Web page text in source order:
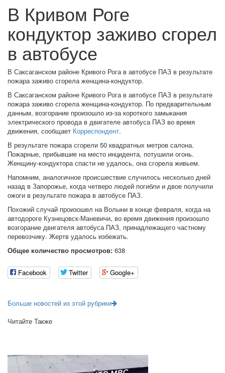
В Кривом Роге
кондуктор заживо сгорел
в автобусе
В Саксаганском районе Кривого Рога в автобусе ПАЗ в результате
пожара заживо сгорела женщина-кондуктор.
В Саксаганском районе Кривого Рога в автобусе ПАЗ в результате
пожара заживо сгорела женщина-кондуктор. По предварительным
данным, возгорание произошло из-за короткого замыкания
электрического провода в двигателе автобуса ПАЗ во время
движения, сообщает Корреспондент.
В результате пожара сгорели 50 квадратных метров салона.
Пожарные, прибывшие на место инцидента, потушили огонь.
Женщину-кондуктора спасти не удалось, она сгорела живьем.
Напомним, аналогичное происшествие случилось несколько дней
назад в Запорожье, когда четверо людей погибли и двое получили
ожоги в результате пожара в автобусе ПАЗ.
Похожий случай произошел на Волыни в конце февраля, когда на
автодороге Кузнецовск-Маневичи, во время движения произошло
возгорание двигателя автобуса ПАЗ, принадлежащего частному
перевозчику. Жертв удалось избежать.
Общее количество просмотров: 638
Facebook Twitter Google+
Больше новостей из этой рубрики
Читайте Также